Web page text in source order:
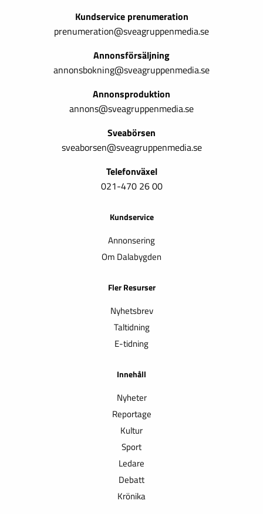
Kundservice prenumeration
prenumeration@sveagruppenmedia.se
Annonsförsäljning
annonsbokning@sveagruppenmedia.se
Annonsproduktion
annons@sveagruppenmedia.se
Sveabörsen
sveaborsen@sveagruppenmedia.se
Telefonväxel
021-470 26 00
Kundservice
Annonsering
Om Dalabygden
Fler Resurser
Nyhetsbrev
Taltidning
E-tidning
Innehåll
Nyheter
Reportage
Kultur
Sport
Ledare
Debatt
Krönika